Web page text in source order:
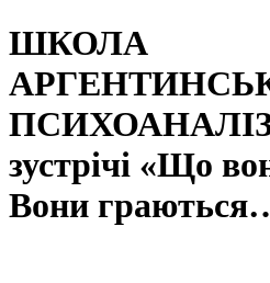
ШКОЛА
зустрічі «Що
Вони